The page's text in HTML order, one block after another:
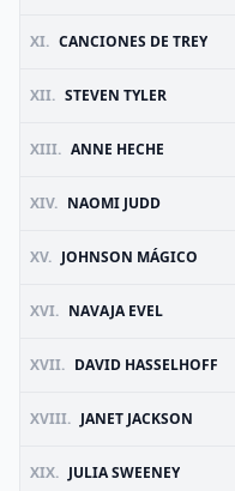
XI. CANCIONES DE TREY
XII. STEVEN TYLER
XIII. ANNE HECHE
XIV. NAOMI JUDD
XV. JOHNSON MÁGICO
XVI. NAVAJA EVEL
XVII. DAVID HASSELHOFF
XVIII. JANET JACKSON
XIX. JULIA SWEENEY